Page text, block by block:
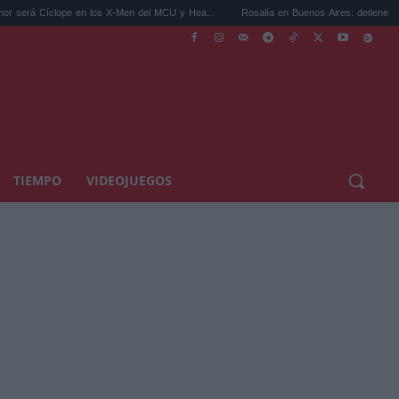
en los X-Men del MCU y Hea... Rosalía en Buenos Aires: detiene el tráfico y se
TIEMPO VIDEOJUEGOS